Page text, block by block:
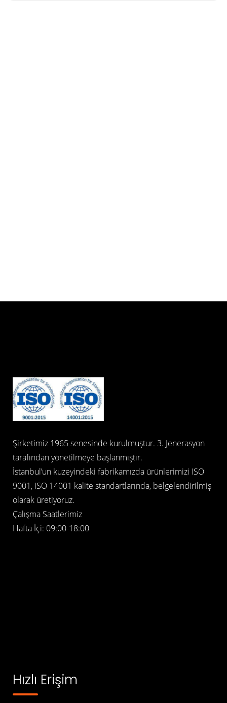
Şirketimiz 1965 senesinde kurulmuştur. 3. Jenerasyon
tarafından yönetilmeye başlanmıştır.
İstanbul’un kuzeyindeki fabrikamızda ürünlerimizi ISO
9001, ISO 14001 kalite standartlarında, belgelendirilmiş
olarak üretiyoruz.
Çalışma Saatlerimiz
Hafta İçi: 09:00-18:00
Hızlı Erişim